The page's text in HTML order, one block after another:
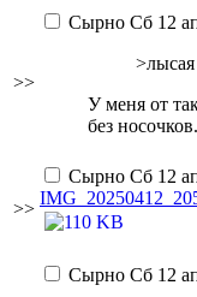
>>
Сырно Сб 12
У меня от
без носочков.
>>
Сырно Сб 12
Сырно Сб 12